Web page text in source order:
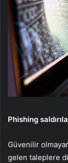
Phishing
Güvenilir
gelen taleplere